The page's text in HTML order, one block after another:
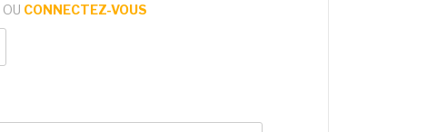
OU CONNECTEZ-VOUS